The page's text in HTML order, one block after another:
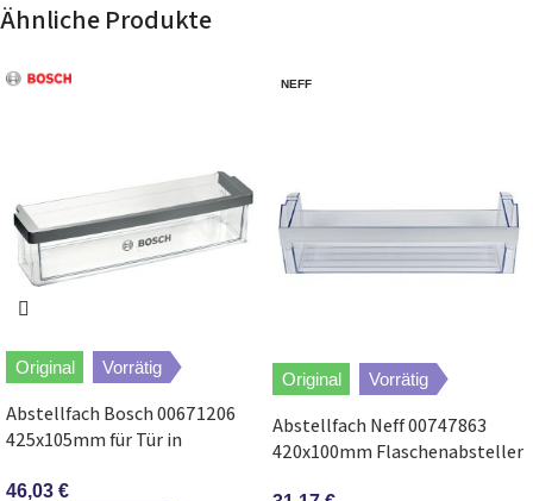
Bosch KIS87AF31C/01
Bosch
Bosch KIL72AF30/01
Bosch
Bosch KIR41AD40/04
Ähnliche Produkte
Original Vorrätig
Abstellfach Bosch 00671206
425x105mm für Tür in
46,03 €
NEFF
Original Vorrätig
Abstellfach Neff 00747863
420x100mm Flaschenabsteller